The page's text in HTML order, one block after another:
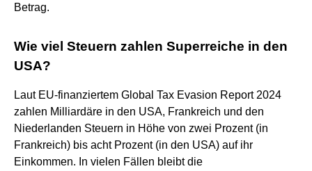
Betrag.
Wie viel Steuern zahlen Superreiche in den
USA?
Laut EU-finanziertem Global Tax Evasion Report 2024
zahlen Milliardäre in den USA, Frankreich und den
Niederlanden Steuern in Höhe von zwei Prozent (in
Frankreich) bis acht Prozent (in den USA) auf ihr
Einkommen. In vielen Fällen bleibt die